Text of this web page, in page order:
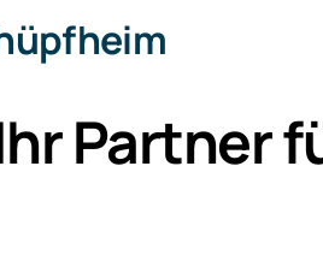
Partner